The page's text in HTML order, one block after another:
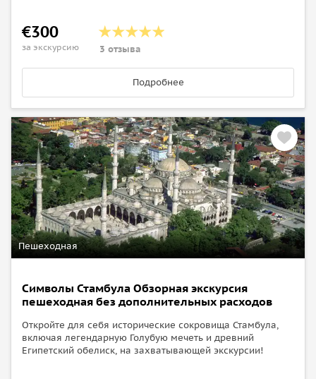
€300
за экскурсию 3 отзыва
Подробнее
Пешеходная
Cимволы Стамбула Обзорная экскурсия
пешеходная без дополнительных расходов
Откройте для себя исторические сокровища Стамбула,
включая легендарную Голубую мечеть и древний
Египетский обелиск, на захватывающей экскурсии!